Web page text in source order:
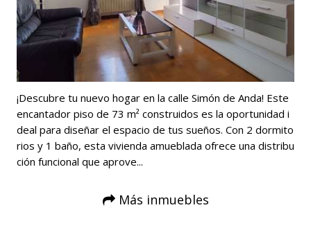
¡Descubre tu nuevo hogar en la calle Simón de Anda! Este
encantador piso de 73 m² construidos es la oportunidad i
deal para diseñar el espacio de tus sueños. Con 2 dormito
rios y 1 baño, esta vivienda amueblada ofrece una distribu
ción funcional que aprove...
Más inmuebles